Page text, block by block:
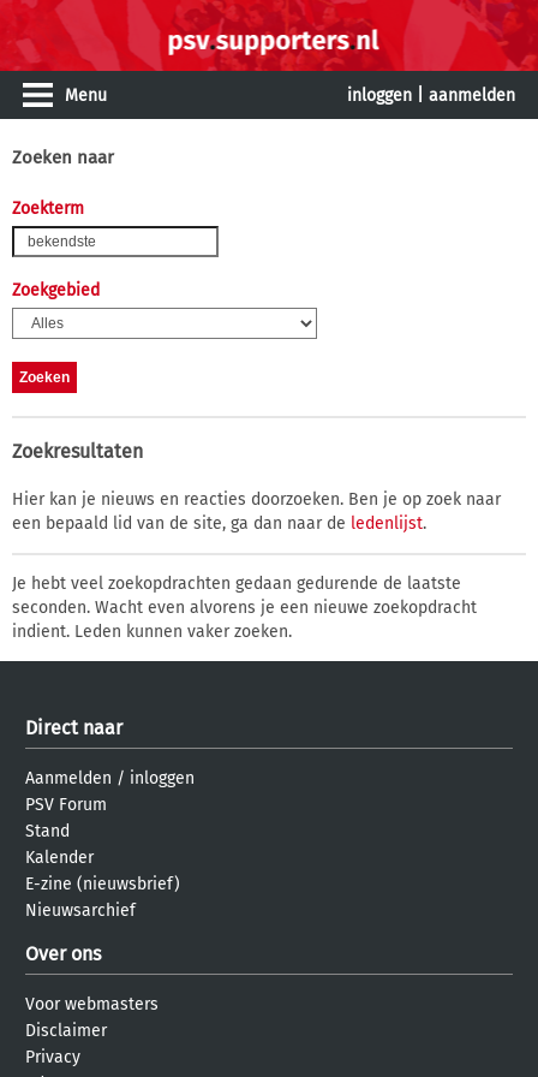
Menu inloggen aanmelden
Zoeken naar
Zoekterm
Zoekgebied
Zoekresultaten
Hier kan je nieuws en reacties doorzoeken. Ben je op zoek naar
een bepaald lid van de site, ga dan naar de ledenlijst.
Je hebt veel zoekopdrachten gedaan gedurende de laatste
seconden. Wacht even alvorens je een nieuwe zoekopdracht
indient. Leden kunnen vaker zoeken.
Direct naar
Aanmelden / inloggen
PSV Forum
Stand
Kalender
E-zine (nieuwsbrief)
Nieuwsarchief
Over ons
Voor webmasters
Disclaimer
Privacy